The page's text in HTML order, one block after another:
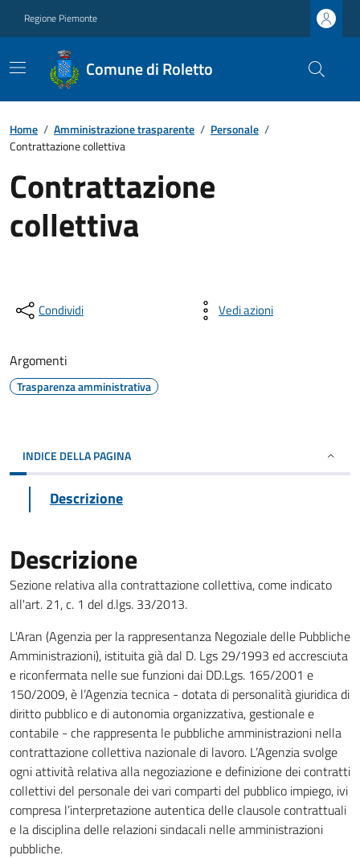
Regione Piemonte
Comune di Roletto
Home / Amministrazione trasparente / Personale /
Contrattazione collettiva
Contrattazione
collettiva
Condividi Vedi azioni
Argomenti
Trasparenza amministrativa
INDICE DELLA PAGINA
Descrizione
Descrizione
Sezione relativa alla contrattazione collettiva, come indicato
all'art. 21, c. 1 del d.lgs. 33/2013.
L'Aran (Agenzia per la rappresentanza Negoziale delle Pubbliche
Amministrazioni), istituita già dal D. Lgs 29/1993 ed accresciuta
e riconfermata nelle sue funzioni dai DD.Lgs. 165/2001 e
150/2009, è l’Agenzia tecnica - dotata di personalità giuridica di
diritto pubblico e di autonomia organizzativa, gestionale e
contabile - che rappresenta le pubbliche amministrazioni nella
contrattazione collettiva nazionale di lavoro. L’Agenzia svolge
ogni attività relativa alla negoziazione e definizione dei contratti
collettivi del personale dei vari comparti del pubblico impiego, ivi
compresa l’interpretazione autentica delle clausole contrattuali
e la disciplina delle relazioni sindacali nelle amministrazioni
pubbliche.